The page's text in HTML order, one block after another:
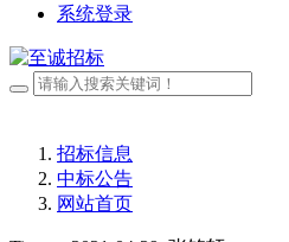
系统登录
招标信息
中标公告
网站首页